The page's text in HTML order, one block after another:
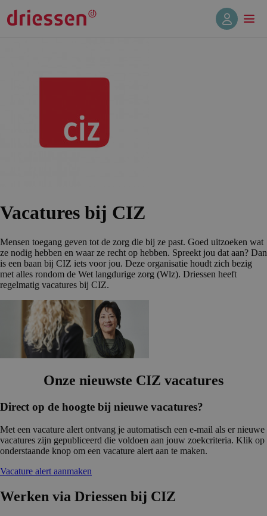
Vacatures bij CIZ
Mensen toegang geven tot de zorg die bij ze past. Goed uitzoeken wat
ze nodig hebben en waar ze recht op hebben. Spreekt jou dat aan? Dan
is een baan bij CIZ iets voor jou. Deze organisatie houdt zich bezig
met alles rondom de Wet langdurige zorg (Wlz). Driessen heeft
regelmatig vacatures bij CIZ.
Onze nieuwste CIZ vacatures
Direct op de hoogte bij nieuwe vacatures?
Met een vacature alert ontvang je automatisch een e-mail als er nieuwe
vacatures zijn gepubliceerd die voldoen aan jouw zoekcriteria. Klik op
onderstaande knop om een vacature alert aan te maken.
Vacature alert aanmaken
Werken via Driessen bij CIZ